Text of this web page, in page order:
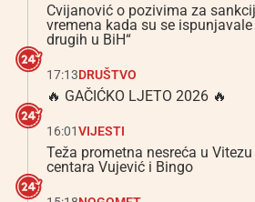
Cvijanović o pozivima za
vremena kada su se
drugih u BiH“
17:13DRUŠTVO
🔥 GAČIĆKO LJETO 2026 🔥
16:01VIJESTI
Teža prometna nesreća u
centara Vujević i Bingo